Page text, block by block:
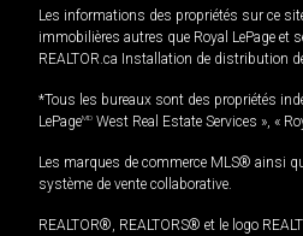
Les informations des propriétés sur ce
immobilières autres que Royal LePage
REALTOR.ca Installation de distribution
*Tous les bureaux sont des propriétés
LePageMD West Real Estate Services », «
Les marques de commerce MLS® ainsi
système de vente collaborative.
REALTOR®, REALTORS® et le logo